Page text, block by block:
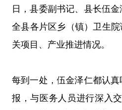
日，县委副书记、县长伍
全县各片区乡（镇）卫生
关项目、产业推进情况。
每到一处，伍金泽仁都认
报，与医务人员进行深入